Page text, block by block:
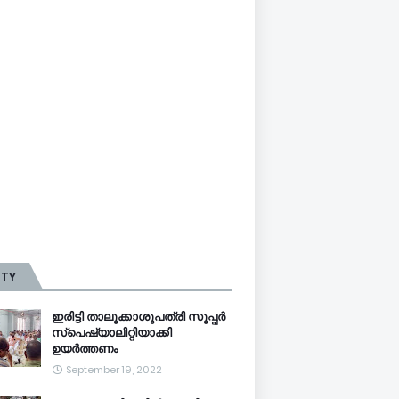
ഇരിട്ടി താലൂക്കാശുപത്രി സൂപ്പർ
സ്‌പെഷ്യാലിറ്റിയാക്കി
ഉയർത്തണം
September 19, 2022